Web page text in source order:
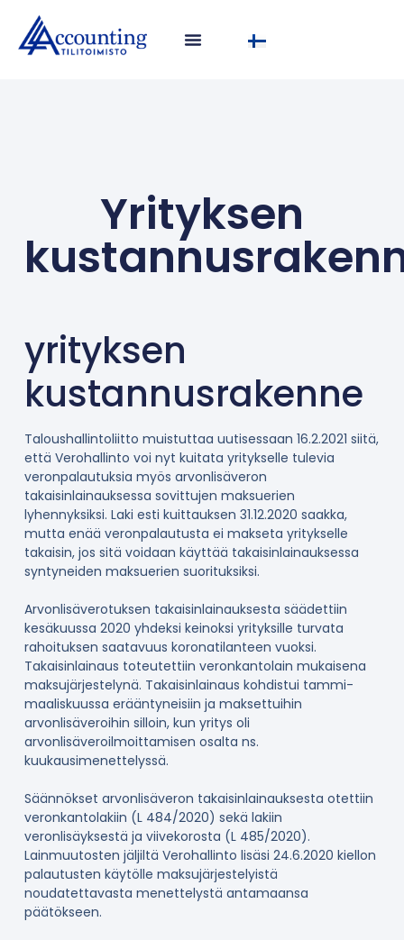
Yrityksen
yrityksen
kustannusrakenne
Taloushallintoliitto muistuttaa uutisessaan 16.2.2021 siitä,
että Verohallinto voi nyt kuitata yritykselle tulevia
veronpalautuksia myös arvonlisäveron
takaisinlainauksessa sovittujen maksuerien
lyhennyksiksi. Laki esti kuittauksen 31.12.2020 saakka,
mutta enää veronpalautusta ei makseta yritykselle
takaisin, jos sitä voidaan käyttää takaisinlainauksessa
syntyneiden maksuerien suorituksiksi.
Arvonlisäverotuksen takaisinlainauksesta säädettiin
kesäkuussa 2020 yhdeksi keinoksi yrityksille turvata
rahoituksen saatavuus koronatilanteen vuoksi.
Takaisinlainaus toteutettiin veronkantolain mukaisena
maksujärjestelynä. Takaisinlainaus kohdistui tammi-
maaliskuussa erääntyneisiin ja maksettuihin
arvonlisäveroihin silloin, kun yritys oli
arvonlisäveroilmoittamisen osalta ns.
kuukausimenettelyssä.
Säännökset arvonlisäveron takaisinlainauksesta otettiin
veronkantolakiin (L 484/2020) sekä lakiin
veronlisäyksestä ja viivekorosta (L 485/2020).
Lainmuutosten jäljiltä Verohallinto lisäsi 24.6.2020 kiellon
palautusten käytölle maksujärjestelyistä
noudatettavasta menettelystä antamaansa
päätökseen.